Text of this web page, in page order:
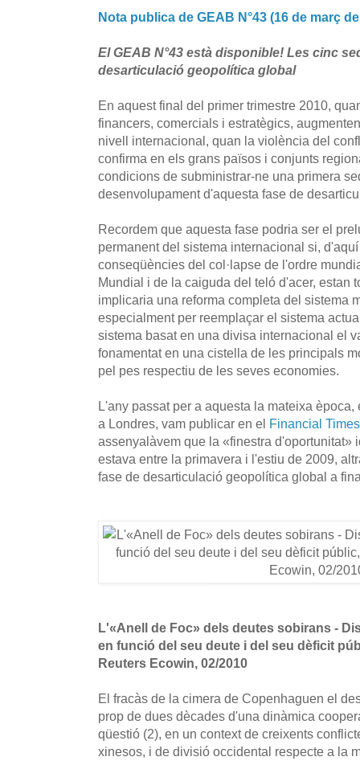
Nota publica de GEAB N°43 (16 de març
El GEAB N°43 està disponible! Les cinc
desarticulació geopolítica global
En aquest final del primer trimestre 2010,
financers, comercials i estratègics,
nivell internacional, quan la violència del
confirma en els grans països i conjunts
condicions de subministrar-ne una primera
desenvolupament d'aquesta fase de
Recordem que aquesta fase podria ser el
permanent del sistema internacional si,
conseqüències del col·lapse de l'ordre
Mundial i de la caiguda del teló d'acer, estan
implicaria una reforma completa del sistema
especialment per reemplaçar el sistema
sistema basat en una divisa internacional el
fonamentat en una cistella de les principals
pel pes respectiu de les seves economies.
L'any passat per a aquesta la mateixa
a Londres, vam publicar en el Financial Times
assenyalàvem que la «finestra d'oportunitat»
estava entre la primavera i l'estiu de 2009,
fase de desarticulació geopolítica global a
L'«Anell de Foc» dels deutes sobirans -
en funció del seu deute i del seu dèficit
Reuters Ecowin, 02/2010
El fracàs de la cimera de Copenhaguen el
prop de dues dècades d'una dinàmica
qüestió (2), en un context de creixents
xinesos, i de divisió occidental respecte a la